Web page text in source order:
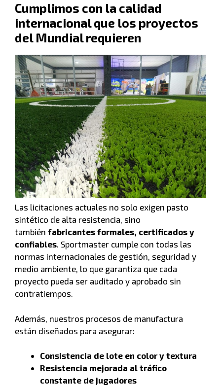
Cumplimos con la calidad
internacional que los proyectos
del Mundial requieren
Las licitaciones actuales no solo exigen pasto
sintético de alta resistencia, sino
también fabricantes formales, certificados y
confiables. Sportmaster cumple con todas las
normas internacionales de gestión, seguridad y
medio ambiente, lo que garantiza que cada
proyecto pueda ser auditado y aprobado sin
contratiempos.
Además, nuestros procesos de manufactura
están diseñados para asegurar:
Consistencia de lote en color y textura
Resistencia mejorada al tráfico
constante de jugadores